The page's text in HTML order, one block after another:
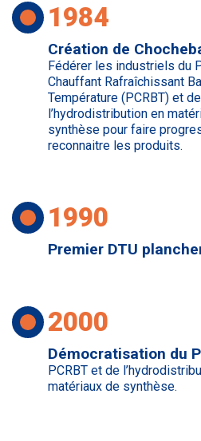
1984
Création de
Fédérer les industriels du
Chauffant Rafraîchissant
Température (PCRBT) et de
l’hydrodistribution en
synthèse pour faire
reconnaitre les produits.
1990
Premier DTU
2000
Démocratisation du
PCRBT et de
matériaux de synthèse.